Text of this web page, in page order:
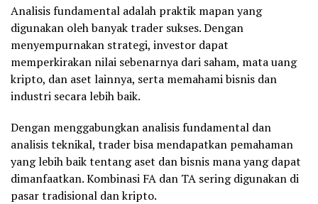
Analisis fundamental adalah praktik mapan yang
digunakan oleh banyak trader sukses. Dengan
menyempurnakan strategi, investor dapat
memperkirakan nilai sebenarnya dari saham, mata uang
kripto, dan aset lainnya, serta memahami bisnis dan
industri secara lebih baik.
Dengan menggabungkan analisis fundamental dan
analisis teknikal, trader bisa mendapatkan pemahaman
yang lebih baik tentang aset dan bisnis mana yang dapat
dimanfaatkan. Kombinasi FA dan TA sering digunakan di
pasar tradisional dan kripto.